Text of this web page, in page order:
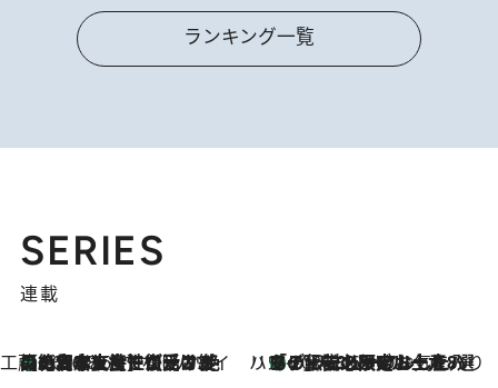
ランキング一覧
SERIES
連載
工藤まやのおもてなしハワイ
2026.8.6
【ハワイ土産】ローカルの絶大な支持で復活！ 絶品の幻クッキー《元ファンの日本人女性が受け継いだ名店》 ハワイ賢者 リサのお気に入りリスト2026.8.6
あの伝説の限定トートも！ リニューアルした「ディーン＆デルーカ ハワイ」で必須のお土産8選